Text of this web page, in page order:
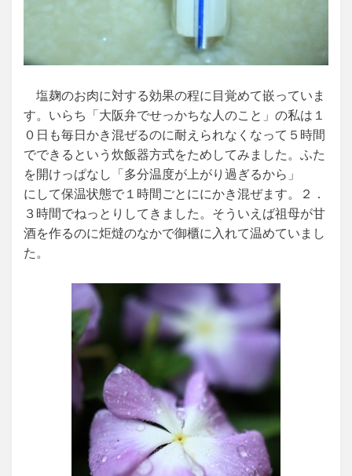
塩麹のお肉に対する効果の程に目覚めて嵌っていま
す。いらち「大阪弁でせっかちな人のこと」の私は１
０日も毎日かき混ぜるのに耐えられなくなって５時間
でできるという炊飯器方式をためしてみました。ふた
を開けっぱなし「多分温度が上がり過ぎるから」
にして保温状態で１時間ごとににかき混ぜます。２．
３時間でねっとりしてきました。そういえば祖母が甘
酒を作るのに炬燵のなかで御櫃に入れて温めていまし
た。